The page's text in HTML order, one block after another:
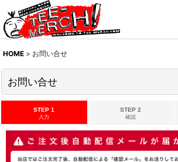
HOME > お問い合せ
お問い合せ
STEP 1
入力
STEP 2
確認